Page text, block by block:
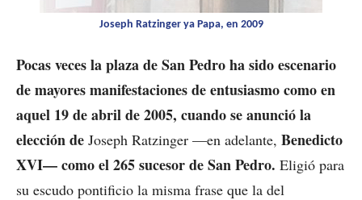
Joseph Ratzinger ya Papa, en 2009
Pocas veces la plaza de San Pedro ha sido escenario
de mayores manifestaciones de entusiasmo como en
aquel 19 de abril de 2005, cuando se anunció la
elección de Joseph Ratzinger —en adelante, Benedicto
XVI— como el 265 sucesor de San Pedro. Eligió para
su escudo pontificio la misma frase que la del